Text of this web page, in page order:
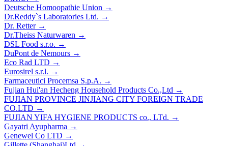
Deutsche Homoopathie Union →
Dr.Reddy`s Laboratories Ltd. →
Dr. Retter →
Dr.Theiss Naturwaren →
DSL Food s.r.o. →
DuPont de Nemours →
Eco Rad LTD →
Eurosirel s.r.l. →
Farmaceutici Procemsa S.p.A. →
Fujian Hui'an Hecheng Household Products Co.,Ltd →
FUJIAN PROVINCE JINJIANG CITY FOREIGN TRADE
CO.LTD →
FUJIAN YIFA HYGIENE PRODUCTS co., LTd. →
Gayatri Ayupharma →
Genewel Co LTD →